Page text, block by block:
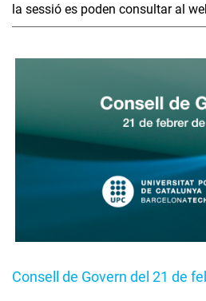
la sessió es poden consultar al
Consell de Govern del 21 de